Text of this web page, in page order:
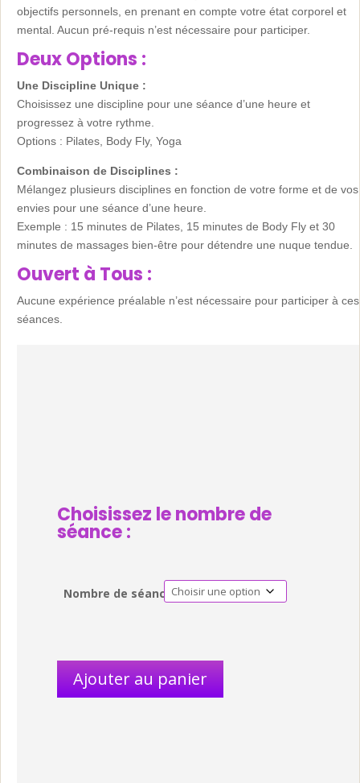
objectifs personnels, en prenant en compte votre état corporel et
mental. Aucun pré-requis n’est nécessaire pour participer.
Deux Options :
Une Discipline Unique :
Choisissez une discipline pour une séance d’une heure et
progressez à votre rythme.
Options : Pilates, Body Fly, Yoga
Combinaison de Disciplines :
Mélangez plusieurs disciplines en fonction de votre forme et de vos
envies pour une séance d’une heure.
Exemple : 15 minutes de Pilates, 15 minutes de Body Fly et 30
minutes de massages bien-être pour détendre une nuque tendue.
Ouvert à Tous :
Aucune expérience préalable n’est nécessaire pour participer à ces
séances.
Choisissez le nombre de
séance :
Nombre de séances
Ajouter au panier